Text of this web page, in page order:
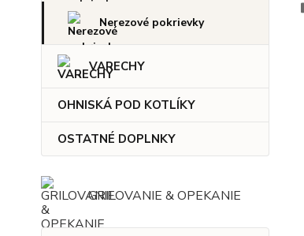
Nerezové pokrievky
VARECHY
OHNISKÁ POD KOTLÍKY
OSTATNÉ DOPLNKY
GRILOVANIE & OPEKANIE